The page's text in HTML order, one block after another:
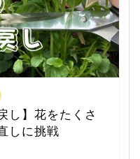
し】花をたくさ
しに挑戦